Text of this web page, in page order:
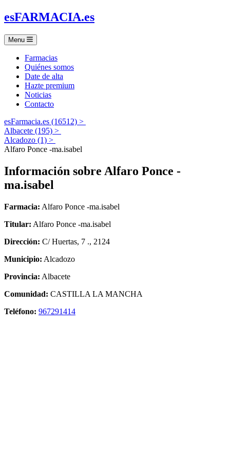
esFARMACIA.es
Menu
Farmacias
Quiénes somos
Date de alta
Hazte premium
Noticias
Contacto
esFarmacia.es (16512) >
Albacete (195) >
Alcadozo (1) >
Alfaro Ponce -ma.isabel
Información sobre Alfaro Ponce -
ma.isabel
Farmacia: Alfaro Ponce -ma.isabel
Titular: Alfaro Ponce -ma.isabel
Dirección: C/ Huertas, 7 ., 2124
Municipio: Alcadozo
Provincia: Albacete
Comunidad: CASTILLA LA MANCHA
Teléfono: 967291414